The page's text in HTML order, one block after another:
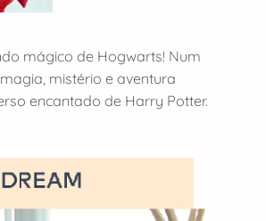
mágico de Hogwarts! Num
mistério e aventura
encantado de Harry Potter.